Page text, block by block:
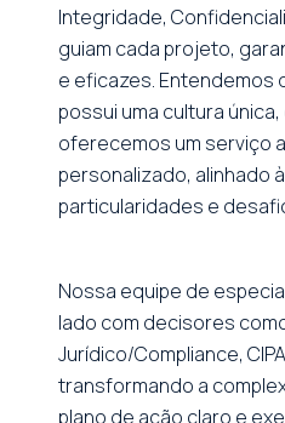
Integridade,
guiam cada projeto,
e eficazes. Entendemos
possui uma cultura
oferecemos um serviço
personalizado, alinhado
particularidades e
Nossa equipe de
lado com decisores
Jurídico/Compliance,
transformando a
plano de ação claro e